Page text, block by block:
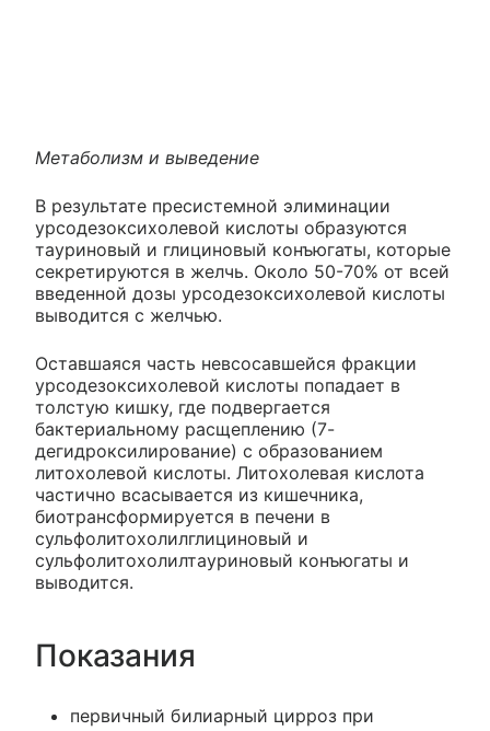
Метаболизм и выведение
В результате пресистемной элиминации
урсодезоксихолевой кислоты образуются
тауриновый и глициновый конъюгаты, которые
секретируются в желчь. Около 50-70% от всей
введенной дозы урсодезоксихолевой кислоты
выводится с желчью.
Оставшаяся часть невсосавшейся фракции
урсодезоксихолевой кислоты попадает в
толстую кишку, где подвергается
бактериальному расщеплению (7-
дегидроксилирование) с образованием
литохолевой кислоты. Литохолевая кислота
частично всасывается из кишечника,
биотрансформируется в печени в
сульфолитохолилглициновый и
сульфолитохолилтауриновый конъюгаты и
выводится.
Показания
первичный билиарный цирроз при